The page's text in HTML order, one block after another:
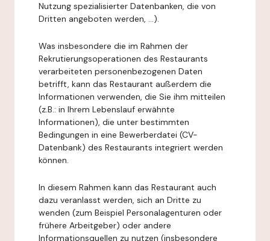
Nutzung spezialisierter Datenbanken, die von
Dritten angeboten werden, ...).
Was insbesondere die im Rahmen der
Rekrutierungsoperationen des Restaurants
verarbeiteten personenbezogenen Daten
betrifft, kann das Restaurant außerdem die
Informationen verwenden, die Sie ihm mitteilen
(z.B.: in Ihrem Lebenslauf erwähnte
Informationen), die unter bestimmten
Bedingungen in eine Bewerberdatei (CV-
Datenbank) des Restaurants integriert werden
können.
In diesem Rahmen kann das Restaurant auch
dazu veranlasst werden, sich an Dritte zu
wenden (zum Beispiel Personalagenturen oder
frühere Arbeitgeber) oder andere
Informationsquellen zu nutzen (insbesondere